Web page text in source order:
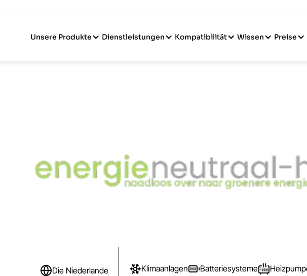
Unsere Produkte Dienstleistungen Kompatibilität Wissen Preise
Die Niederlande Klimaanlagen Batteriesysteme